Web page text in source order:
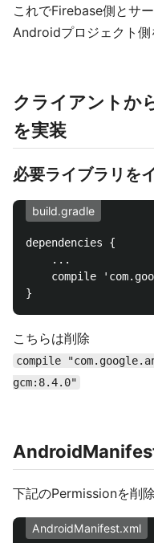
これでFirebase側とサ
Androidプロジェクト側
クライアントか
を実装
必要ライブラリを
build.gradle
dependencies {
    ...
compile
こちらは削除
compile
gcm:8.4.0"
下記のPermissionを削除
AndroidManifest.xml